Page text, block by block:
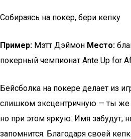
Собираясь на покер, бери кепку
Пример: Мэтт Дэймон Место:
покерный чемпионат Ante Up for
Бейсболка на покере делает из
слишком эксцентричную — ты
но при этом яркую. Имя забудут,
запомнится. Благодаря своей